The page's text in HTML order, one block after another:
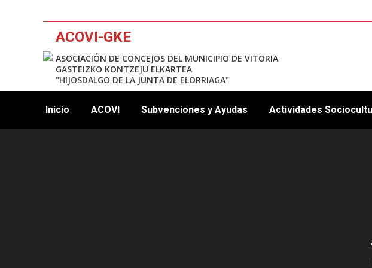
ACOVI-GKE
ASOCIACIÓN DE CONCEJOS DEL MUNICIPIO DE VITORIA
GASTEIZKO KONTZEJU ELKARTEA
"HIJOSDALGO DE LA JUNTA DE ELORRIAGA"
Inicio ACOVI Subvenciones y Ayudas Actividades